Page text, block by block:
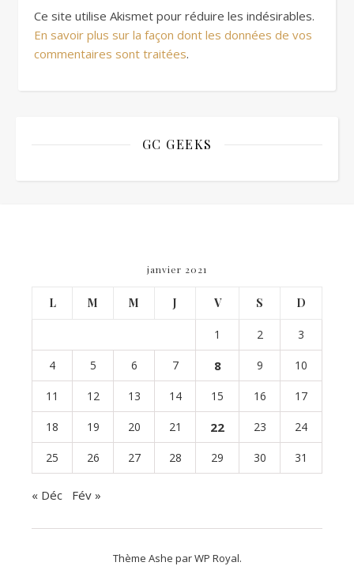
Ce site utilise Akismet pour réduire les indésirables.
En savoir plus sur la façon dont les données de vos
commentaires sont traitées.
GC GEEKS
janvier 2021
L M M J V S D
1 2 3
4 5 6 7 8 9 10
11 12 13 14 15 16 17
18 19 20 21 22 23 24
25 26 27 28 29 30 31
« Déc Fév »
Thème Ashe parWP Royal.